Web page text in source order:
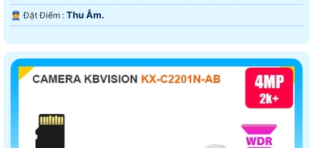
️👮 Đặt Điểm : Thu Âm.